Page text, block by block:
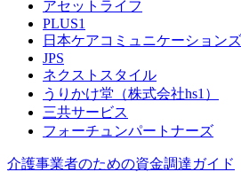
アセットライフ
PLUS1
日本ケアコミュニケーションズ
JPS
ネクストスタイル
うりかけ堂（株式会社hs1）
三共サービス
フォーチュンパートナーズ
介護事業者のための資金調達ガイド